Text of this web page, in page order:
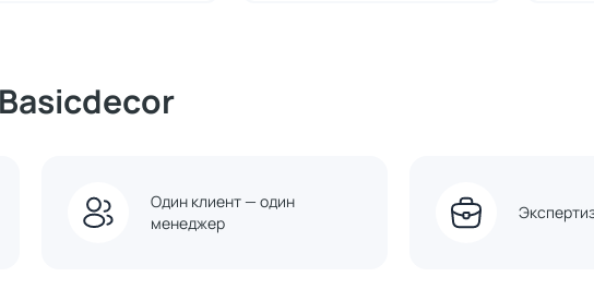
Один клиент — один
менеджер